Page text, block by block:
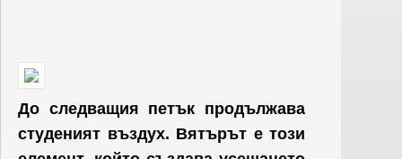
До следващия петък продължава
студеният въздух. Вятърът е този